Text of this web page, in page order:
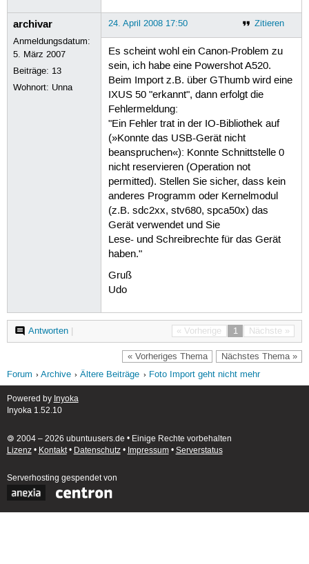
archivar
Anmeldungsdatum:
5. März 2007
Beiträge: 13
Wohnort: Unna
Zitieren
24. April 2008 17:50
Es scheint wohl ein Canon-Problem zu
sein, ich habe eine Powershot A520.
Beim Import z.B. über GThumb wird eine
IXUS 50 "erkannt", dann erfolgt die
Fehlermeldung:
"Ein Fehler trat in der IO-Bibliothek auf
(»Konnte das USB-Gerät nicht
beanspruchen«): Konnte Schnittstelle 0
nicht reservieren (Operation not
permitted). Stellen Sie sicher, dass kein
anderes Programm oder Kernelmodul
(z.B. sdc2xx, stv680, spca50x) das
Gerät verwendet und Sie
Lese- und Schreibrechte für das Gerät
haben."
Gruß
Udo
« Vorherige 1 Nächste »
Antworten|
« Vorheriges Thema Nächstes Thema »
Forum Archive Ältere Beiträge Foto Import geht nicht mehr
Powered by Inyoka
Inyoka 1.52.10
🄯 2004 – 2026 ubuntuusers.de • Einige Rechte vorbehalten
Lizenz• Kontakt• Datenschutz• Impressum• Serverstatus
Serverhosting gespendet von